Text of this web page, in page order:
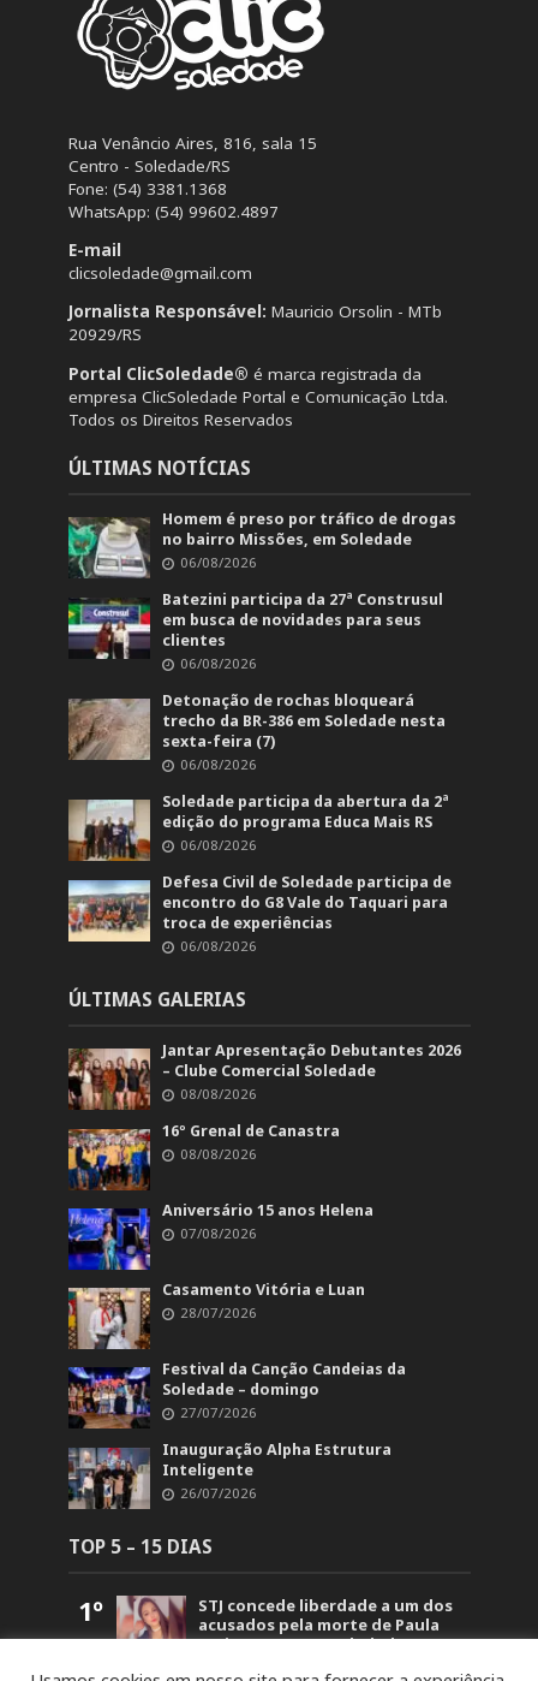
Rua Venâncio Aires, 816, sala 15
Centro - Soledade/RS
Fone: (54) 3381.1368
WhatsApp: (54) 99602.4897
E-mail
clicsoledade@gmail.com
Jornalista Responsável: Mauricio Orsolin - MTb
20929/RS
Portal ClicSoledade® é marca registrada da
empresa ClicSoledade Portal e Comunicação Ltda.
Todos os Direitos Reservados
ÚLTIMAS NOTÍCIAS
Homem é preso por tráfico de drogas
no bairro Missões, em Soledade
06/08/2026
Batezini participa da 27ª Construsul
em busca de novidades para seus
clientes
06/08/2026
Detonação de rochas bloqueará
trecho da BR-386 em Soledade nesta
sexta-feira (7)
06/08/2026
Soledade participa da abertura da 2ª
edição do programa Educa Mais RS
06/08/2026
Defesa Civil de Soledade participa de
encontro do G8 Vale do Taquari para
troca de experiências
06/08/2026
ÚLTIMAS GALERIAS
Jantar Apresentação Debutantes 2026
– Clube Comercial Soledade
08/08/2026
16º Grenal de Canastra
08/08/2026
Aniversário 15 anos Helena
07/08/2026
Casamento Vitória e Luan
28/07/2026
Festival da Canção Candeias da
Soledade – domingo
27/07/2026
Inauguração Alpha Estrutura
Inteligente
26/07/2026
TOP 5 – 15 DIAS
1º
STJ concede liberdade a um dos
acusados pela morte de Paula
Perin Portes em Soledade